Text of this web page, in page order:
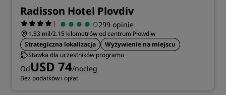
Radisson Hotel Plovdiv
| 299 opinie
1.33 mil/2.15 kilometrów od centrum Płowdiw
Strategiczna lokalizacja
Wyżywienie na miejscu
Stawka dla uczestników programu
OdUSD 74/nocleg
Bez podatków i opłat